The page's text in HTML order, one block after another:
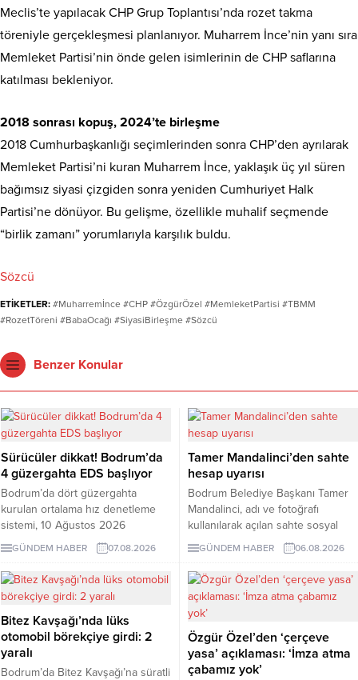
Meclis’te yapılacak CHP Grup Toplantısı’nda rozet takma
töreniyle gerçekleşmesi planlanıyor. Muharrem İnce’nin yanı sıra
Memleket Partisi’nin önde gelen isimlerinin de CHP saflarına
katılması bekleniyor.
2018 sonrası kopuş, 2024’te birleşme
2018 Cumhurbaşkanlığı seçimlerinden sonra CHP’den ayrılarak
Memleket Partisi’ni kuran Muharrem İnce, yaklaşık üç yıl süren
bağımsız siyasi çizgiden sonra yeniden Cumhuriyet Halk
Partisi’ne dönüyor. Bu gelişme, özellikle muhalif seçmende
“birlik zamanı” yorumlarıyla karşılık buldu.
Sözcü
ETİKETLER: #Muharremİnce #CHP #ÖzgürÖzel #MemleketPartisi #TBMM
#RozetTöreni #BabaOcağı #SiyasiBirleşme #Sözcü
Benzer Konular
Sürücüler dikkat! Bodrum’da
4 güzergahta EDS başlıyor
Bodrum’da dört güzergahta
kurulan ortalama hız denetleme
sistemi, 10 Ağustos 2026
Pazartesi günü devreye girecek.
İşte EDS uygulanacak yollar.
GÜNDEM HABER 07.08.2026
Tamer Mandalinci’den sahte
hesap uyarısı
Bodrum Belediye Başkanı Tamer
Mandalinci, adı ve fotoğrafı
kullanılarak açılan sahte sosyal
medya hesaplarına karşı uyarıda
bulundu. Mandalinci, tek resmî
hesabının @tamermandalinci
olduğunu açıkladı.
GÜNDEM HABER 06.08.2026
Bitez Kavşağı’nda lüks
otomobil börekçiye girdi: 2
yaralı
Bodrum’da Bitez Kavşağı’na süratli
Özgür Özel’den ‘çerçeve
yasa’ açıklaması: ‘İmza atma
çabamız yok’